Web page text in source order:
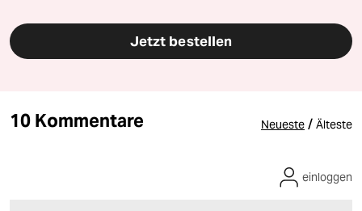
Jetzt bestellen
10 Kommentare Neueste / Älteste
einloggen